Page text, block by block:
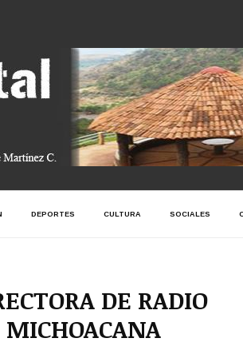
DEPORTES CULTURA SOCIALES
DE RADIO